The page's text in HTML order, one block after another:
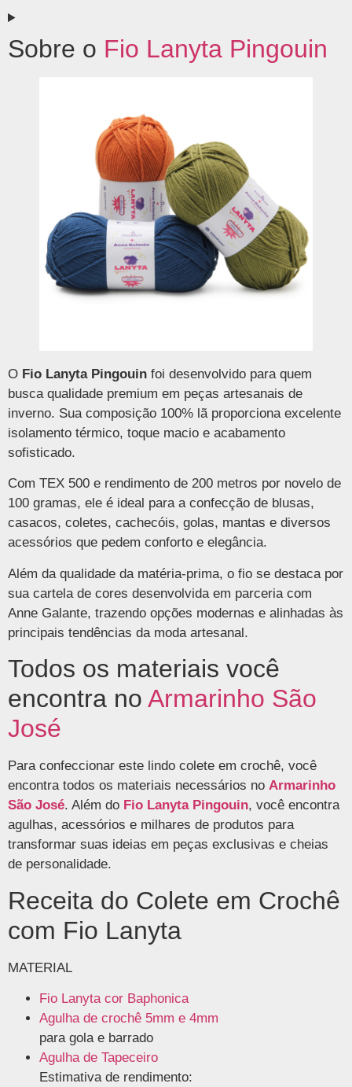
Sobre o Fio Lanyta Pingouin
O Fio Lanyta Pingouin foi desenvolvido para quem
busca qualidade premium em peças artesanais de
inverno. Sua composição 100% lã proporciona excelente
isolamento térmico, toque macio e acabamento
sofisticado.
Com TEX 500 e rendimento de 200 metros por novelo de
100 gramas, ele é ideal para a confecção de blusas,
casacos, coletes, cachecóis, golas, mantas e diversos
acessórios que pedem conforto e elegância.
Além da qualidade da matéria-prima, o fio se destaca por
sua cartela de cores desenvolvida em parceria com
Anne Galante, trazendo opções modernas e alinhadas às
principais tendências da moda artesanal.
Todos os materiais você
encontra no Armarinho São
José
Para confeccionar este lindo colete em crochê, você
encontra todos os materiais necessários no Armarinho
São José. Além do Fio Lanyta Pingouin, você encontra
agulhas, acessórios e milhares de produtos para
transformar suas ideias em peças exclusivas e cheias
de personalidade.
Receita do Colete em Crochê
com Fio Lanyta
MATERIAL
Fio Lanyta cor Baphonica
Agulha de crochê 5mm e 4mm
para gola e barrado
Agulha de Tapeceiro
Estimativa de rendimento: